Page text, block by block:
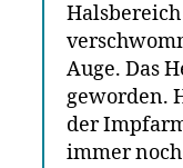
Auge. Das
geworden.
der
immer